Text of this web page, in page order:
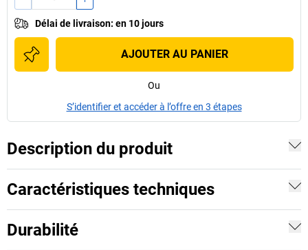
Délai de livraison: en 10 jours
AJOUTER AU PANIER
Ou
S’identifier et accéder à l’offre en 3 étapes
Description du produit
Caractéristiques techniques
Durabilité